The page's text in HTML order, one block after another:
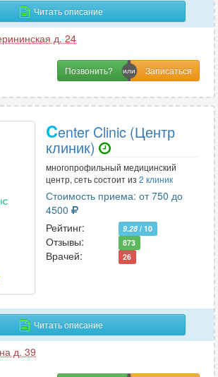
Читать описание
д. 24
Позвонить?
Center Clinic (Центр
клиник)
многопрофильный медицинский
центр, сеть состоит из 2 клиник
Стоимость приема: от 750 до
4500
Рейтинг:
9.28 / 10
Отзывы: 873
Врачей: 26
Читать описание
д. 39